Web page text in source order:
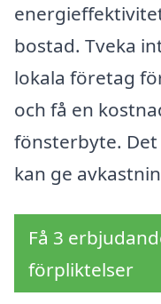
bostad. Tveka
lokala företag
och få en
fönsterbyte.
kan ge
Få 3
förpliktelser